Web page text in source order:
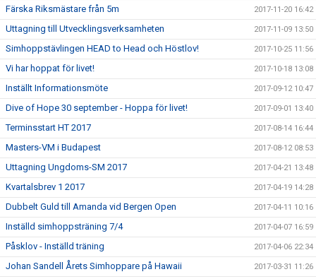
Färska Riksmästare från 5m 2017-11-20 16:42
Uttagning till Utvecklingsverksamheten 2017-11-09 13:50
Simhoppstävlingen HEAD to Head och Höstlov! 2017-10-25 11:56
Vi har hoppat för livet! 2017-10-18 13:08
Inställt Informationsmöte 2017-09-12 10:47
Dive of Hope 30 september - Hoppa för livet! 2017-09-01 13:40
Terminsstart HT 2017 2017-08-14 16:44
Masters-VM i Budapest 2017-08-12 08:53
Uttagning Ungdoms-SM 2017 2017-04-21 13:48
Kvartalsbrev 1 2017 2017-04-19 14:28
Dubbelt Guld till Amanda vid Bergen Open 2017-04-11 10:16
Inställd simhoppsträning 7/4 2017-04-07 16:59
Påsklov - Inställd träning 2017-04-06 22:34
Johan Sandell Årets Simhoppare på Hawaii 2017-03-31 11:26